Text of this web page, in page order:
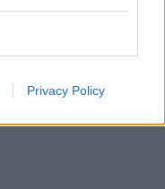
Privacy Policy